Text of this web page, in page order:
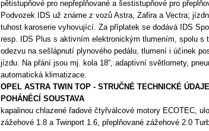
pětistupňové pro nepřeplňované a šestistupňové pro
Podvozek IDS už známe z vozů Astra, Zafira a Vectra;
tuhost karoserie vyhovující. Za příplatek se dodává IDS
resp. IDS Plus s aktivním elektronickým tlumením, spolu s
odezvu na sešlápnutí plynového pedálu, tlumení i účinek
jízdu. Na přání jsou mj. kola 18“, adaptivní světlomety,
automatická klimatizace.
OPEL ASTRA TWIN TOP - STRUČNÉ TECHNICKÉ ÚDAJE
POHÁNĚCÍ SOUSTAVA
kapalinou chlazené řadové čtyřválcové motory ECOTEC,
zážehové 1.8 a Twinport 1.6, přeplňované zážehové 2.0